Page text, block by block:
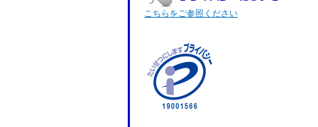
こちらをご参照ください